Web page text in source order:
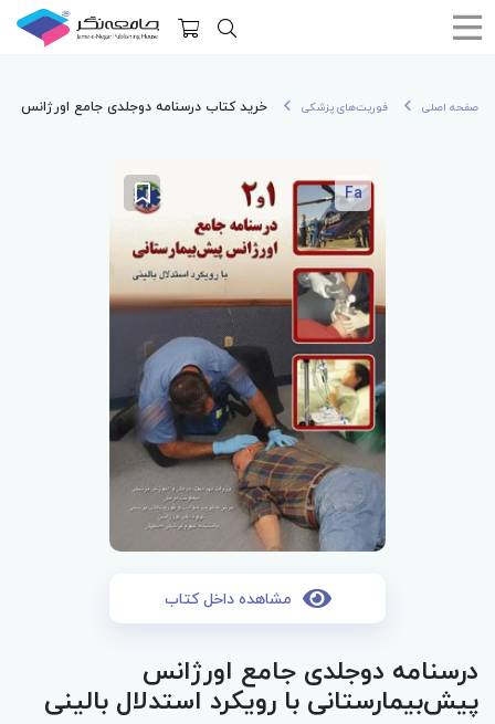
صفحه اصلی فوریت‌های پزشکی خرید کتاب درسنامه دوجلدی جامع اورژانس
Fa
مشاهده داخل کتاب
درسنامه دوجلدی جامع اورژانس
پیش‌بیمارستانی با رویکرد استدلال بالینی